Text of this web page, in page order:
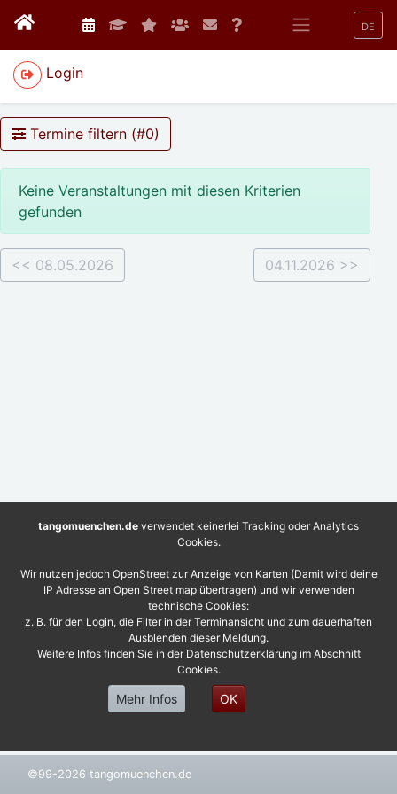
DE
Login
Termine filtern (#0)
Keine Veranstaltungen mit diesen Kriterien
gefunden
<< 08.05.2026 04.11.2026 >>
©99-2026 tangomuenchen.de
tangomuenchen.de verwendet keinerlei Tracking oder Analytics
Cookies.
Wir nutzen jedoch OpenStreet zur Anzeige von Karten (Damit wird deine
IP Adresse an Open Street map übertragen) und wir verwenden
technische Cookies:
z. B. für den Login, die Filter in der Terminansicht und zum dauerhaften
Ausblenden dieser Meldung.
Weitere Infos finden Sie in der Datenschutzerklärung im Abschnitt
Cookies.
Mehr Infos OK